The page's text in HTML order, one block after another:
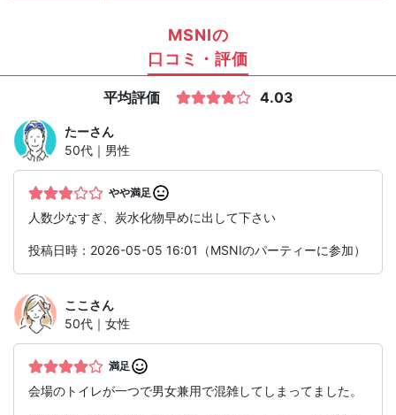
MSNIの
口コミ・評価
平均評価 4.03
たーさん
50代｜男性
やや満足
人数少なすぎ、炭水化物早めに出して下さい
投稿日時：2026-05-05 16:01（MSNIのパーティーに参加）
ここ さん
50代｜女性
満足
会場のトイレが一つで男女兼用で混雑してしまってました。